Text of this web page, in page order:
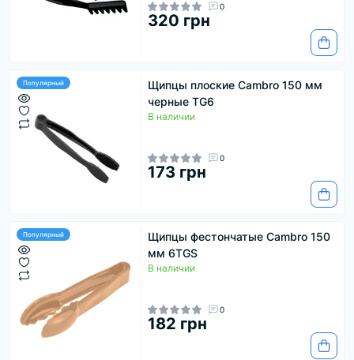
0
320 грн
Популярный
Щипцы плоские Cambro 150 мм
черные TG6
В наличии
0
173 грн
Популярный
Щипцы фестончатые Cambro 150
мм 6TGS
В наличии
0
182 грн